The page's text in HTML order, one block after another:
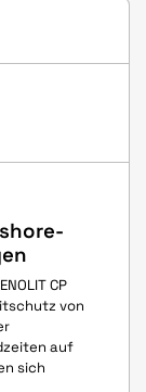
CP
von
auf
sich